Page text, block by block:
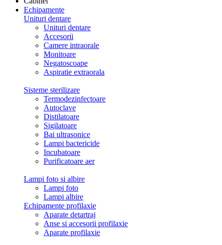
Echipamente
Unituri dentare
Unituri dentare
Accesorii
Camere intraorale
Monitoare
Negatoscoape
Aspiratie extraorala
Sisteme sterilizare
Termodezinfectoare
Autoclave
Distilatoare
Sigilatoare
Bai ultrasonice
Lampi bactericide
Incubatoare
Purificatoare aer
Lampi foto si albire
Lampi foto
Lampi albire
Echipamente profilaxie
Aparate detartraj
Anse si accesorii profilaxie
Aparate profilaxie